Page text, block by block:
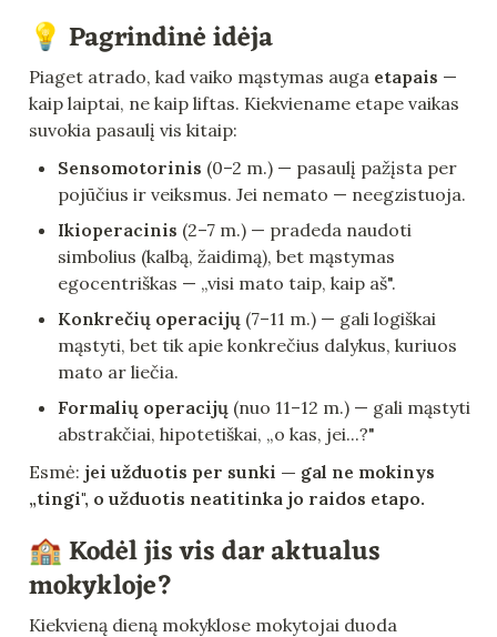
💡 Pagrindinė idėja
Piaget atrado, kad vaiko mąstymas auga etapais —
kaip laiptai, ne kaip liftas. Kiekviename etape vaikas
suvokia pasaulį vis kitaip:
Sensomotorinis (0–2 m.) — pasaulį pažįsta per
pojūčius ir veiksmus. Jei nemato — neegzistuoja.
Ikioperacinis (2–7 m.) — pradeda naudoti
simbolius (kalbą, žaidimą), bet mąstymas
egocentriškas — „visi mato taip, kaip aš".
Konkrečių operacijų (7–11 m.) — gali logiškai
mąstyti, bet tik apie konkrečius dalykus, kuriuos
mato ar liečia.
Formalių operacijų (nuo 11–12 m.) — gali mąstyti
abstrakčiai, hipotetiškai, „o kas, jei...?"
Esmė: jei užduotis per sunki — gal ne mokinys
„tingi", o užduotis neatitinka jo raidos etapo.
🏫 Kodėl jis vis dar aktualus
mokykloje?
Kiekvieną dieną mokyklose mokytojai duoda